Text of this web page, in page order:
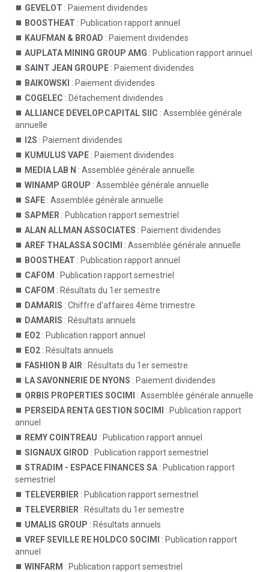
GEVELOT : Paiement dividendes
BOOSTHEAT : Publication rapport annuel
KAUFMAN & BROAD : Paiement dividendes
AUPLATA MINING GROUP AMG : Publication rapport annuel
SAINT JEAN GROUPE : Paiement dividendes
BAIKOWSKI : Paiement dividendes
COGELEC : Détachement dividendes
ALLIANCE DEVELOP.CAPITAL SIIC : Assemblée générale
annuelle
I2S : Paiement dividendes
KUMULUS VAPE : Paiement dividendes
MEDIA LAB N : Assemblée générale annuelle
WINAMP GROUP : Assemblée générale annuelle
SAFE : Assemblée générale annuelle
SAPMER : Publication rapport semestriel
ALAN ALLMAN ASSOCIATES : Paiement dividendes
AREF THALASSA SOCIMI
: Assemblée générale annuelle
BOOSTHEAT : Publication rapport annuel
CAFOM : Publication rapport semestriel
CAFOM : Résultats du 1er semestre
DAMARIS : Chiffre d'affaires 4ème trimestre
DAMARIS : Résultats annuels
EO2 : Publication rapport annuel
EO2 : Résultats annuels
FASHION B AIR : Résultats du 1er semestre
LA SAVONNERIE DE NYONS : Paiement dividendes
ORBIS PROPERTIES SOCIMI
: Assemblée générale annuelle
PERSEIDA RENTA GESTION SOCIMI
: Publication rapport
annuel
REMY COINTREAU : Publication rapport annuel
SIGNAUX GIROD : Publication rapport semestriel
STRADIM - ESPACE FINANCES SA : Publication rapport
semestriel
TELEVERBIER : Publication rapport semestriel
TELEVERBIER : Résultats du 1er semestre
UMALIS GROUP : Résultats annuels
VREF SEVILLE RE HOLDCO SOCIMI
: Publication rapport
annuel
WINFARM : Publication rapport semestriel